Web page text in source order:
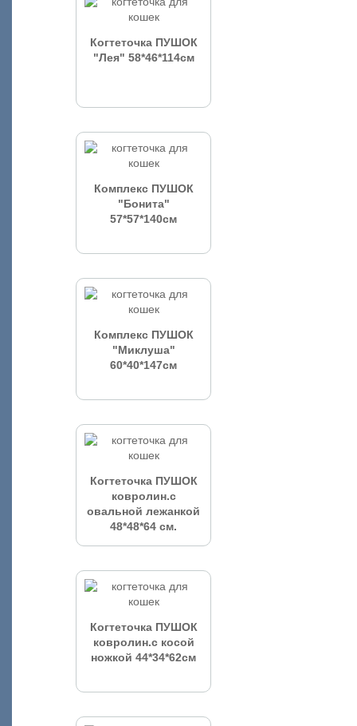
Когтеточка ПУШОК
"Лея" 58*46*114см
Комплекс ПУШОК
"Бонита"
57*57*140см
Комплекс ПУШОК
"Миклуша"
60*40*147см
Когтеточка ПУШОК
ковролин.с
овальной лежанкой
48*48*64 см.
Когтеточка ПУШОК
ковролин.с косой
ножкой 44*34*62см